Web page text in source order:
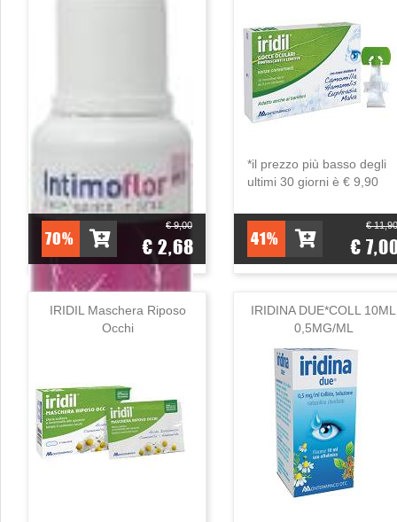
70%
€ 9,00
€ 2,68
*il prezzo più basso degli
ultimi 30 giorni è € 9,90
41%
€ 11,90
€
IRIDIL Maschera Riposo
Occhi
IRIDINA DUE*COLL 10ML
0,5MG/ML